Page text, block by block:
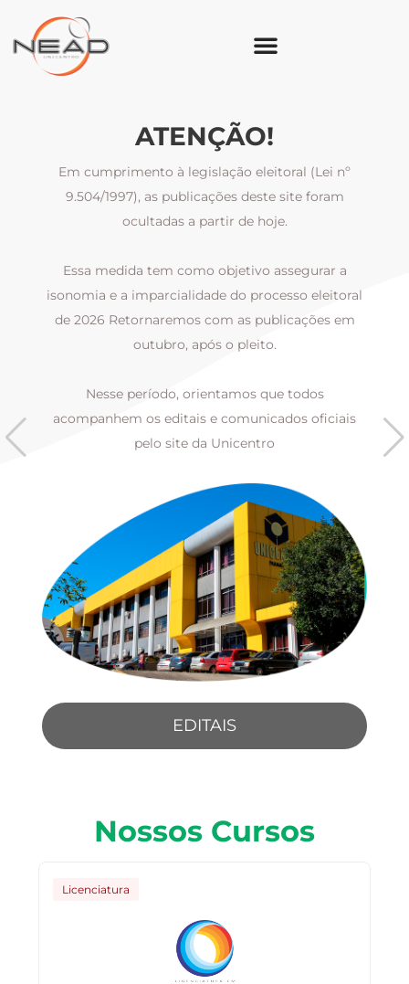
ATENÇÃO!
Em cumprimento à legislação eleitoral (Lei nº
9.504/1997), as publicações deste site foram
ocultadas a partir de hoje.
Essa medida tem como objetivo assegurar a
isonomia e a imparcialidade do processo eleitoral
de 2026 Retornaremos com as publicações em
outubro, após o pleito.
Nesse período, orientamos que todos
acompanhem os editais e comunicados oficiais
pelo site da Unicentro
EDITAIS
Nossos Cursos
Licenciatura